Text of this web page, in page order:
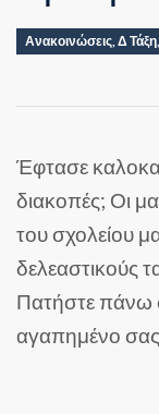
Ανακοινώσεις,Δ Τάξη,
Έφτασε
διακοπές; Οι
του σχολείου
δελεαστικούς
Πατήστε πάνω
αγαπημένο